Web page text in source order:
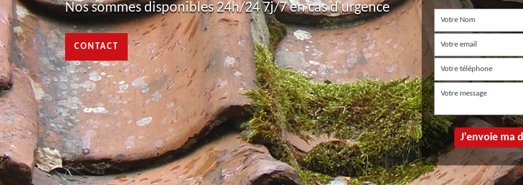
Nos sommes disponibles 24h/24 7j/7 en cas d'urgence
CONTACT